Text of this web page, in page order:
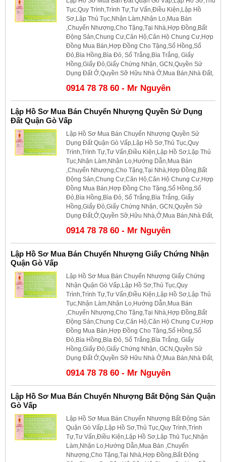
Tục,Quy Trình,Trình Tự,Tư Vấn,Điều Kiện,Lập Hồ
Sơ,Lập Thủ Tục,Nhận Làm,Nhận Lo,Mua Bán
,Chuyển Nhượng,Cho Tặng,Tại Nhà,Hợp Đồng,Bất
Động Sản,Chung Cư,Căn Hộ,Căn Hộ Chung Cư,Hợp
Đồng Mua Bán,Hợp Đồng Cho Tặng,Sổ Hồng,Sổ
Đỏ,Bìa Hồng,Bìa Đỏ, Sổ Trắng,Bìa Trắng, Giấy
Hồng,Giấy Đỏ,Giấy Chứng Nhận, GCN,Quyền Sử
Dụng Đất Ở,Quyền Sỡ Hữu Nhà Ở,Mua Bán,Nhà Đất,
0914 78 78 60 - Mr Nguyên
Lập Hồ Sơ Mua Bán Chuyển Nhượng Quyền Sử Dụng
Đất Quận Gò Vấp
Lập Hồ Sơ Mua Bán Chuyển Nhượng Quyền Sử
Dụng Đất Quận Gò Vấp,Lập Hồ Sơ,Thủ Tục,Quy
Trình,Trình Tự,Tư Vấn,Điều Kiện,Lập Hồ Sơ,Lập Thủ
Tục,Nhận Làm,Nhận Lo,Hướng Dẫn,Mua Bán
,Chuyển Nhượng,Cho Tặng,Tại Nhà,Hợp Đồng,Bất
Động Sản,Chung Cư,Căn Hộ,Căn Hộ Chung Cư,Hợp
Đồng Mua Bán,Hợp Đồng Cho Tặng,Sổ Hồng,Sổ
Đỏ,Bìa Hồng,Bìa Đỏ, Sổ Trắng,Bìa Trắng, Giấy
Hồng,Giấy Đỏ,Giấy Chứng Nhận, GCN,Quyền Sử
Dụng Đất,Ở,Quyền Sỡ,Hữu Nhà,Ở,Mua Bán,Nhà Đất,
0914 78 78 60 - Mr Nguyên
Lập Hồ Sơ Mua Bán Chuyển Nhượng Giấy Chứng Nhận
Quận Gò Vấp
Lập Hồ Sơ Mua Bán Chuyển Nhượng Giấy Chứng
Nhận Quận Gò Vấp,Lập Hồ Sơ,Thủ Tục,Quy
Trình,Trình Tự,Tư Vấn,Điều Kiện,Lập Hồ Sơ,Lập Thủ
Tục,Nhận Làm,Nhận Lo,Hướng Dẫn,Mua Bán
,Chuyển Nhượng,Cho Tặng,Tại Nhà,Hợp Đồng,Bất
Động Sản,Chung Cư,Căn Hộ,Căn Hộ Chung Cư,Hợp
Đồng Mua Bán,Hợp Đồng Cho Tặng,Sổ Hồng,Sổ
Đỏ,Bìa Hồng,Bìa Đỏ, Sổ Trắng,Bìa Trắng, Giấy
Hồng,Giấy Đỏ,Giấy Chứng Nhận, GCN,Quyền Sử
Dụng Đất Ở,Quyền Sỡ Hữu Nhà Ở,Mua Bán,Nhà Đất,
0914 78 78 60 - Mr Nguyên
Lập Hồ Sơ Mua Bán Chuyển Nhượng Bất Động Sản Quận
Gò Vấp
Lập Hồ Sơ Mua Bán Chuyển Nhượng Bất Động Sản
Quận Gò Vấp,Lập Hồ Sơ,Thủ Tục,Quy Trình,Trình
Tự,Tư Vấn,Điều Kiện,Lập Hồ Sơ,Lập Thủ Tục,Nhận
Làm,Nhận Lo,Hướng Dẫn,Mua Bán ,Chuyển
Nhượng,Cho Tặng,Tại Nhà,Hợp Đồng,Bất Động